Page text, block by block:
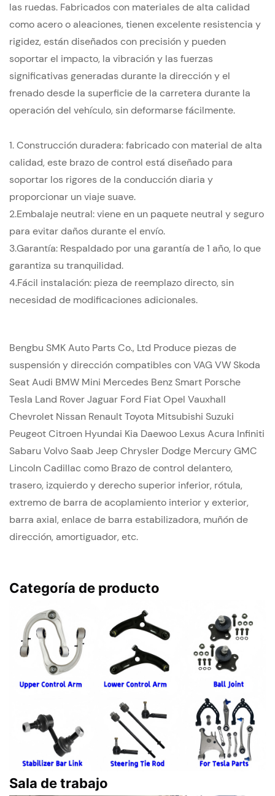
las ruedas. Fabricados con materiales de alta calidad
como acero o aleaciones, tienen excelente resistencia y
rigidez, están diseñados con precisión y pueden
soportar el impacto, la vibración y las fuerzas
significativas generadas durante la dirección y el
frenado desde la superficie de la carretera durante la
operación del vehículo, sin deformarse fácilmente.
1. Construcción duradera: fabricado con material de alta
calidad, este brazo de control está diseñado para
soportar los rigores de la conducción diaria y
proporcionar un viaje suave.
2.Embalaje neutral: viene en un paquete neutral y seguro
para evitar daños durante el envío.
3.Garantía: Respaldado por una garantía de 1 año, lo que
garantiza su tranquilidad.
4.Fácil instalación: pieza de reemplazo directo, sin
necesidad de modificaciones adicionales.
Bengbu SMK Auto Parts Co., Ltd Produce piezas de
suspensión y dirección compatibles con VAG VW Skoda
Seat Audi BMW Mini Mercedes Benz Smart Porsche
Tesla Land Rover Jaguar Ford Fiat Opel Vauxhall
Chevrolet Nissan Renault Toyota Mitsubishi Suzuki
Peugeot Citroen Hyundai Kia Daewoo Lexus Acura Infiniti
Sabaru Volvo Saab Jeep Chrysler Dodge Mercury GMC
Lincoln Cadillac como Brazo de control delantero,
trasero, izquierdo y derecho superior inferior, rótula,
extremo de barra de acoplamiento interior y exterior,
barra axial, enlace de barra estabilizadora, muñón de
dirección, amortiguador, etc.
Categoría de producto
Sala de trabajo